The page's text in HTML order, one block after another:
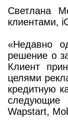
Светлана
клиентами,
«Недавно
решение о
Клиент
целями
кредитную
следующие
Wapstart,